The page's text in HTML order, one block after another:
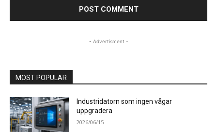
- Advertisment -
MOST POPULAR
Industridatorn som ingen vågar
uppgradera
2026/06/15